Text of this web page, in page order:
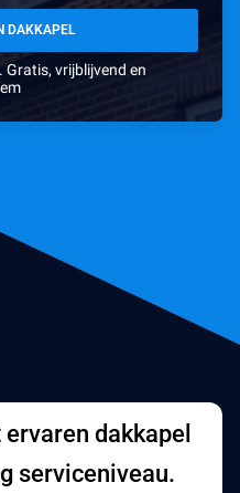
DAKKAPEL
Gratis, vrijblijvend en
dakkapel
serviceniveau.